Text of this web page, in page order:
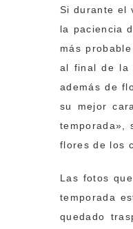
Si durante el
la paciencia
más
al final de la
además de
su mejor
temporada»,
flores de los
Las fotos
temporada
quedado